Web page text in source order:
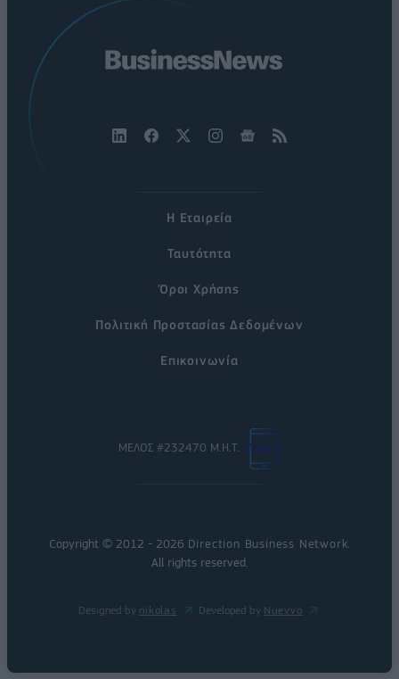
Η Εταιρεία
Ταυτότητα
Όροι Χρήσης
Πολιτική Προστασίας Δεδομένων
Επικοινωνία
ΜΕΛΟΣ #232470 Μ.Η.Τ.
Copyright © 2012 - 2026 Direction Business Network
All rights reserved.
Designed by nikolas Developed by Nuevvo